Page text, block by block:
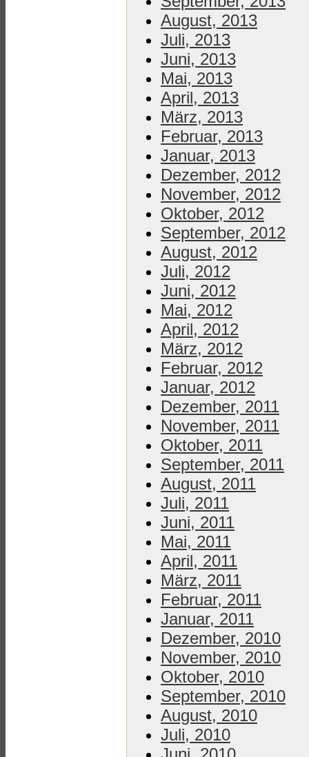
August, 2013
Juli, 2013
Juni, 2013
Mai, 2013
April, 2013
März, 2013
Februar, 2013
Januar, 2013
Dezember, 2012
November, 2012
Oktober, 2012
September, 2012
August, 2012
Juli, 2012
Juni, 2012
Mai, 2012
April, 2012
März, 2012
Februar, 2012
Januar, 2012
Dezember, 2011
November, 2011
Oktober, 2011
September, 2011
August, 2011
Juli, 2011
Juni, 2011
Mai, 2011
April, 2011
März, 2011
Februar, 2011
Januar, 2011
Dezember, 2010
November, 2010
Oktober, 2010
September, 2010
August, 2010
Juli, 2010